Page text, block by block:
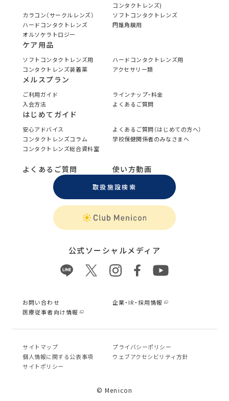
コンタクトレンズ)
カラコン（サークルレンズ）
ソフトコンタクトレンズ
ハードコンタクトレンズ
円錐角膜用
オルソケラトロジー
ケア用品
ソフトコンタクトレンズ用
ハードコンタクトレンズ用
コンタクトレンズ装着薬
アクセサリー類
メルスプラン
ご利用ガイド
ラインナップ・料金
入会方法
よくあるご質問
はじめてガイド
安心アドバイス
よくあるご質問（はじめての方へ）
コンタクトレンズコラム
学校保健関係者のみなさまへ
コンタクトレンズ総合資料室
よくあるご質問 使い方動画
取扱施設検索
公式ソーシャルメディア
お問い合わせ
企業・IR・採用情報
医療従事者向け情報
サイトマップ
プライバシーポリシー
個⼈情報に関する公表事項
ウェブアクセシビリティ方針
サイトポリシー
© Menicon